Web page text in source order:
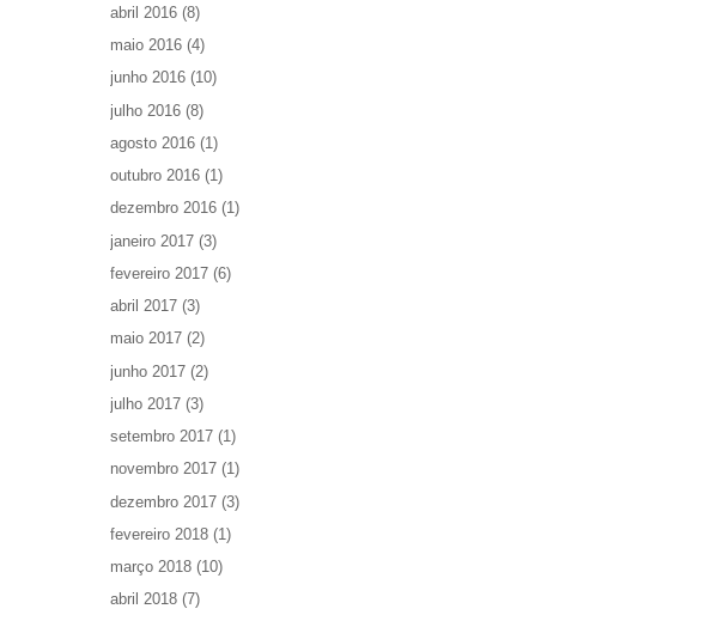
abril 2016 (8)
maio 2016 (4)
junho 2016 (10)
julho 2016 (8)
agosto 2016 (1)
outubro 2016 (1)
dezembro 2016 (1)
janeiro 2017 (3)
fevereiro 2017 (6)
abril 2017 (3)
maio 2017 (2)
junho 2017 (2)
julho 2017 (3)
setembro 2017 (1)
novembro 2017 (1)
dezembro 2017 (3)
fevereiro 2018 (1)
março 2018 (10)
abril 2018 (7)